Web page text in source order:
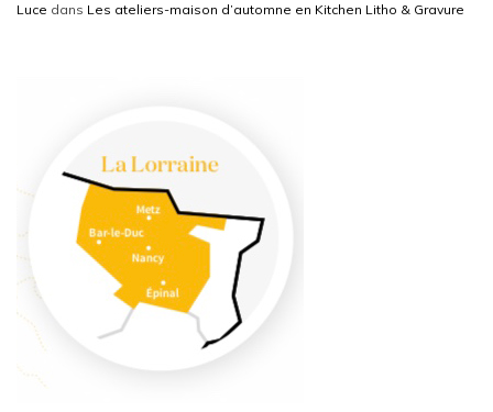
Luce dans Les ateliers-maison d’automne en Kitchen Litho & Gravure